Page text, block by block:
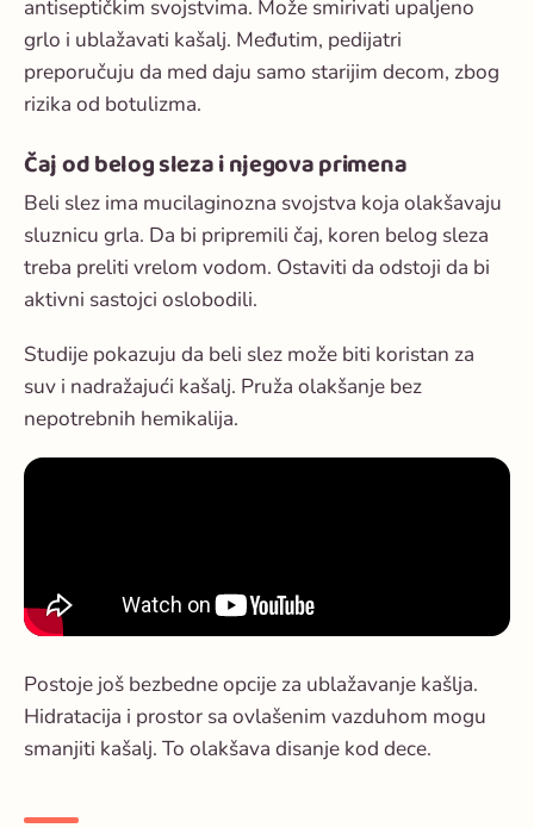
antiseptičkim svojstvima. Može smirivati upaljeno
grlo i ublažavati kašalj. Međutim, pedijatri
preporučuju da med daju samo starijim decom, zbog
rizika od botulizma.
Čaj od belog sleza i njegova primena
Beli slez ima mucilaginozna svojstva koja olakšavaju
sluznicu grla. Da bi pripremili čaj, koren belog sleza
treba preliti vrelom vodom. Ostaviti da odstoji da bi
aktivni sastojci oslobodili.
Studije pokazuju da beli slez može biti koristan za
suv i nadražajući kašalj. Pruža olakšanje bez
nepotrebnih hemikalija.
Postoje još bezbedne opcije za ublažavanje kašlja.
Hidratacija i prostor sa ovlašenim vazduhom mogu
smanjiti kašalj. To olakšava disanje kod dece.